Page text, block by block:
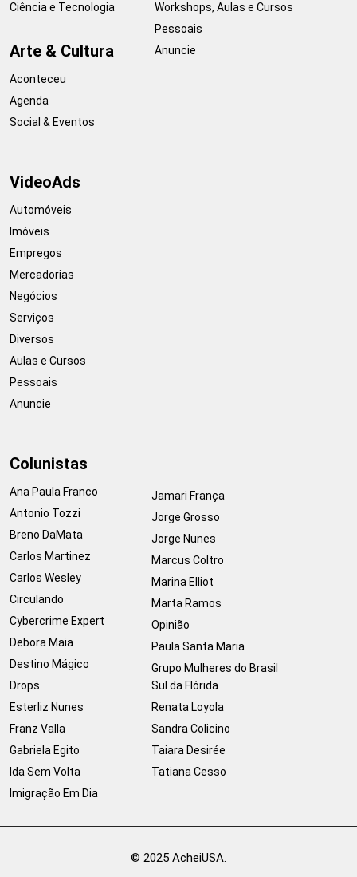
Ciência e Tecnologia
Arte & Cultura
Aconteceu
Agenda
Social & Eventos
Workshops, Aulas e Cursos
Pessoais
Anuncie
VideoAds
Automóveis
Imóveis
Empregos
Mercadorias
Negócios
Serviços
Diversos
Aulas e Cursos
Pessoais
Anuncie
Colunistas
Ana Paula Franco
Antonio Tozzi
Breno DaMata
Carlos Martinez
Carlos Wesley
Circulando
Cybercrime Expert
Debora Maia
Destino Mágico
Drops
Esterliz Nunes
Franz Valla
Gabriela Egito
Ida Sem Volta
Imigração Em Dia
Jamari França
Jorge Grosso
Jorge Nunes
Marcus Coltro
Marina Elliot
Marta Ramos
Opinião
Paula Santa Maria
Grupo Mulheres do Brasil
Sul da Flórida
Renata Loyola
Sandra Colicino
Taiara Desirée
Tatiana Cesso
© 2025 AcheiUSA.